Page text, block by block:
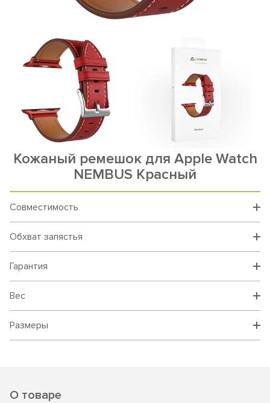
Кожаный ремешок для Apple Watch
NEMBUS Красный
Совместимость
Обхват запястья
Гарантия
Вес
Размеры
О товаре